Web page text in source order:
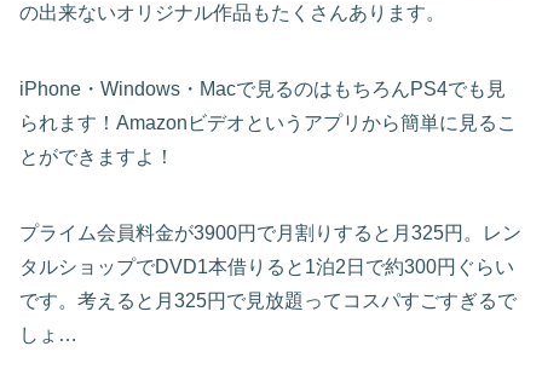
の出来ないオリジナル作品もたくさんあります。
iPhone・Windows・Macで見るのはもちろんPS4でも見
られます！Amazonビデオというアプリから簡単に見るこ
とができますよ！
プライム会員料金が3900円で月割りすると月325円。レン
タルショップでDVD1本借りると1泊2日で約300円ぐらい
です。考えると月325円で見放題ってコスパすごすぎるで
しょ…